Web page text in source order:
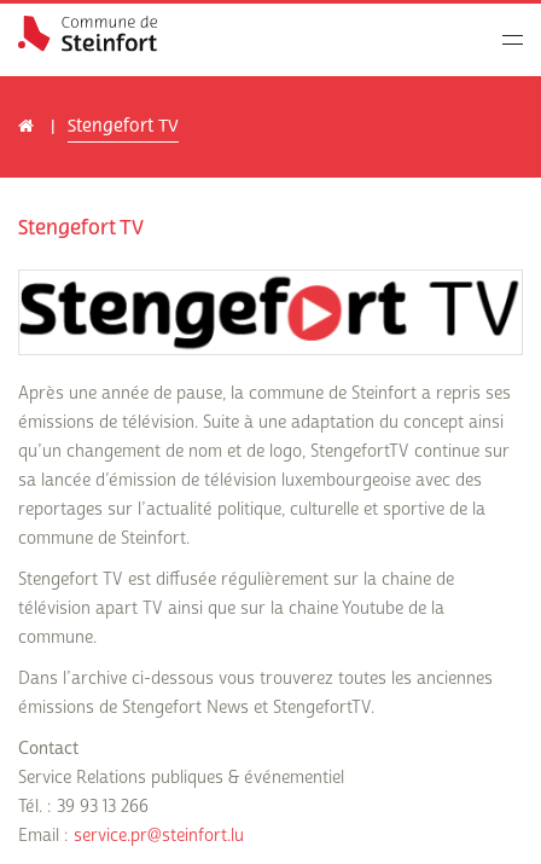
Stengefort TV
Stengefort TV
Après une année de pause, la commune de Steinfort a repris ses
émissions de télévision. Suite à une adaptation du concept ainsi
qu’un changement de nom et de logo, StengefortTV continue sur
sa lancée d’émission de télévision luxembourgeoise avec des
reportages sur l’actualité politique, culturelle et sportive de la
commune de Steinfort.
Stengefort TV est diffusée régulièrement sur la chaine de
télévision apart TV ainsi que sur la chaine Youtube de la
commune.
Dans l’archive ci-dessous vous trouverez toutes les anciennes
émissions de Stengefort News et StengefortTV.
Contact
Service Relations publiques & événementiel
Tél. : 39 93 13 266
Email : service.pr@steinfort.lu